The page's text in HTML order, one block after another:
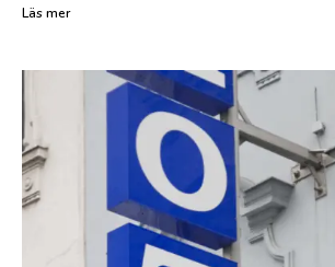
Läs mer